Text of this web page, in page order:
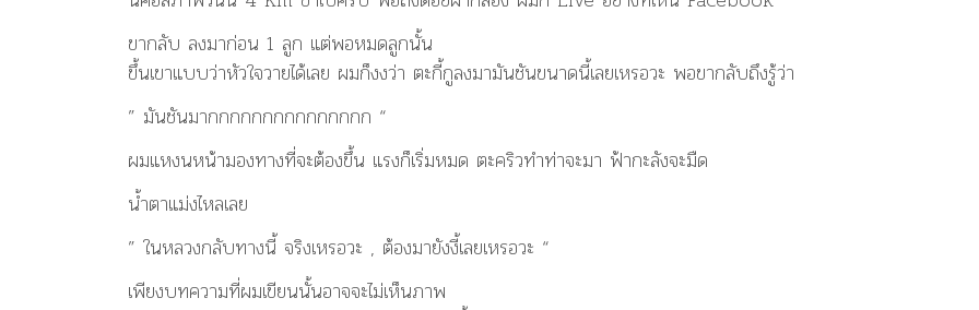
ขากลับ ลงมาก่อน 1 ลูก แต่พอหมดลูกนั้น
ขึ้นเขาแบบว่าหัวใจวายได้เลย ผมก็งงว่า ตะกี้กูลงมามันชันขนาดนี้เลยเหรอวะ พอขากลับถึงรู้ว่า
” มันชันมากกกกกกกกกกกกกกก “
ผมแหงนหน้ามองทางที่จะต้องขึ้น แรงก็เริ่มหมด ตะคริวทำท่าจะมา ฟ้ากะลังจะมืด
น้ำตาแม่งไหลเลย
” ในหลวงกลับทางนี้ จริงเหรอวะ , ต้องมายังงี้เลยเหรอวะ “
เพียงบทความที่ผมเขียนนั้นอาจจะไม่เห็นภาพ